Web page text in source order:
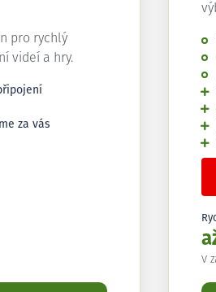
pro rychlý
videí a hry.
za vás
V